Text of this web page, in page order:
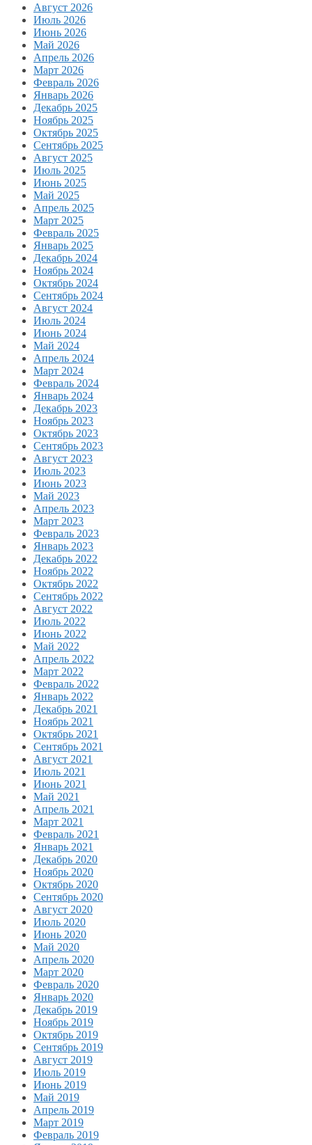
Август 2026
Июль 2026
Июнь 2026
Май 2026
Апрель 2026
Март 2026
Февраль 2026
Январь 2026
Декабрь 2025
Ноябрь 2025
Октябрь 2025
Сентябрь 2025
Август 2025
Июль 2025
Июнь 2025
Май 2025
Апрель 2025
Март 2025
Февраль 2025
Январь 2025
Декабрь 2024
Ноябрь 2024
Октябрь 2024
Сентябрь 2024
Август 2024
Июль 2024
Июнь 2024
Май 2024
Апрель 2024
Март 2024
Февраль 2024
Январь 2024
Декабрь 2023
Ноябрь 2023
Октябрь 2023
Сентябрь 2023
Август 2023
Июль 2023
Июнь 2023
Май 2023
Апрель 2023
Март 2023
Февраль 2023
Январь 2023
Декабрь 2022
Ноябрь 2022
Октябрь 2022
Сентябрь 2022
Август 2022
Июль 2022
Июнь 2022
Май 2022
Апрель 2022
Март 2022
Февраль 2022
Январь 2022
Декабрь 2021
Ноябрь 2021
Октябрь 2021
Сентябрь 2021
Август 2021
Июль 2021
Июнь 2021
Май 2021
Апрель 2021
Март 2021
Февраль 2021
Январь 2021
Декабрь 2020
Ноябрь 2020
Октябрь 2020
Сентябрь 2020
Август 2020
Июль 2020
Июнь 2020
Май 2020
Апрель 2020
Март 2020
Февраль 2020
Январь 2020
Декабрь 2019
Ноябрь 2019
Октябрь 2019
Сентябрь 2019
Август 2019
Июль 2019
Июнь 2019
Май 2019
Апрель 2019
Март 2019
Февраль 2019